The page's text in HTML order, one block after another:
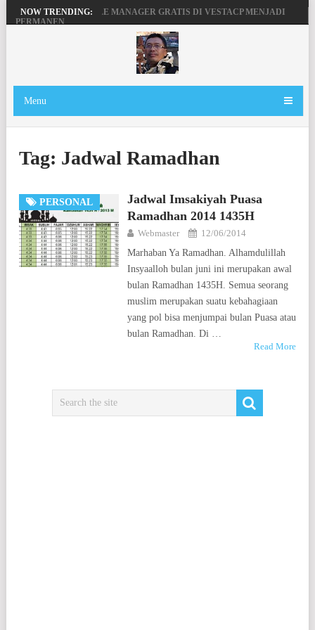
NOW TRENDING:
MENGAKTIFKAN FILE MANAGER GRATIS DI VESTACP MENJADI
PERMANEN
PENGERTIAN DOMAIN, SERVER DAN HOSTING
BEKERJA, BERMAIN DENGAN LAPTOP HP PAVILION X360
Menu
Tag: Jadwal Ramadhan
PERSONAL
Jadwal Imsakiyah Puasa
Ramadhan 2014 1435H
Webmaster
12/06/2014
Marhaban Ya Ramadhan. Alhamdulillah
Insyaalloh bulan juni ini merupakan awal
bulan Ramadhan 1435H. Semua seorang
muslim merupakan suatu kebahagiaan
yang pol bisa menjumpai bulan Puasa atau
bulan Ramadhan. Di …
Read More